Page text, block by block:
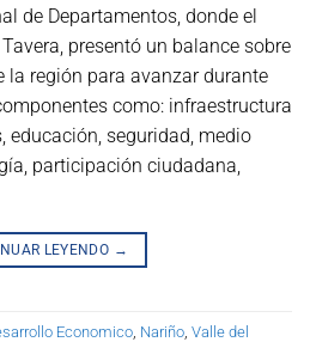
de Departamentos, donde el
presentó un balance sobre
la región para avanzar durante
como: infraestructura
educación, seguridad, medio
participación ciudadana,
LEYENDO →
Economico Nariño Valle del